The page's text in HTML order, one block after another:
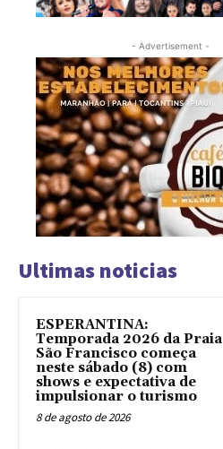
- Advertisement -
Ultimas noticias
ESPERANTINA:
Temporada 2026 da Praia
São Francisco começa
neste sábado (8) com
shows e expectativa de
impulsionar o turismo
8 de agosto de 2026